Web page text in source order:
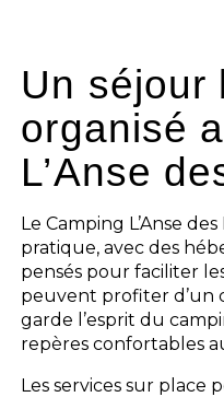
Les
Un séjour
organisé
L’Anse
Le Camping L’Anse
pratique, avec des
pensés pour faciliter
peuvent profiter d’un
garde l’esprit du
repères confortables
Les services sur place